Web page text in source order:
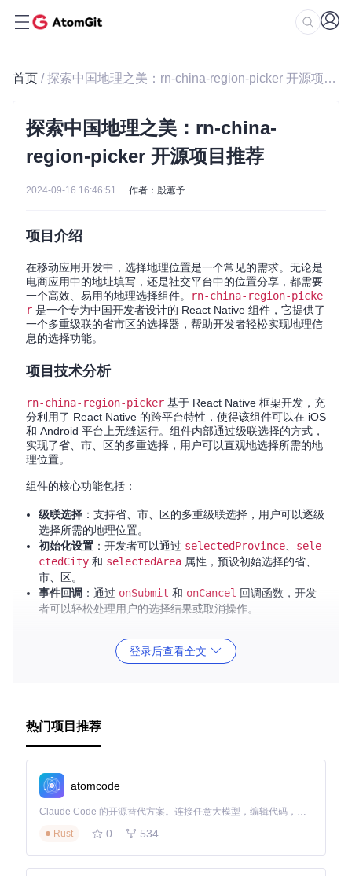
首页 / 探索中国地理之美：rn-china-region-picker 开源项目推荐
探索中国地理之美：rn-china-
region-picker 开源项目推荐
2024-09-16 16:46:51 作者：殷蕙予
项目介绍
在移动应用开发中，选择地理位置是一个常见的需求。无论是
电商应用中的地址填写，还是社交平台中的位置分享，都需要
一个高效、易用的地理选择组件。
rn-china-region-picke
r 是一个专为中国开发者设计的 React Native 组件，它提供了
一个多重级联的省市区的选择器，帮助开发者轻松实现地理信
息的选择功能。
项目技术分析
rn-china-region-picker 基于 React Native 框架开发，充
分利用了 React Native 的跨平台特性，使得该组件可以在 iOS
和 Android 平台上无缝运行。组件内部通过级联选择的方式，
实现了省、市、区的多重选择，用户可以直观地选择所需的地
理位置。
组件的核心功能包括：
级联选择 ：支持省、市、区的多重级联选择，用户可以逐级
选择所需的地理位置。
初始化设置 ：开发者可以通过 selectedProvince
sele
ctedCity 和 selectedArea 属性，预设初始选择的省、
市、区。
事件回调 ：通过 onSubmit 和 onCancel 回调函数，开发
者可以轻松处理用户的选择结果或取消操作。
项目及技术应用场景
电商应用：用户在填写收货地址时，可以通过该组件快速选
择省、市、区，提升用户体验。
社交平台：用户在发布动态时，可以选择当前位置，方便其
他用户了解发布者的地理位置。
物流管理：物流公司可以通过该组件快速选择发货和收货地
址，提高操作效率。
项目特点
rn-china-region-picker具有以下几个显著特点：
登录后查看全文
热门项目推荐
atomcode
Claude Code 的开源替代方案。连接任意大模型，编辑代码，运行命令，自动验证 — 全自动执行。用 Rust 构建，极致性能。 ｜ An open-source alternative to Claude Code. Connect any LLM, edit code, run commands, and verify changes — autonomously. Built in Rust for speed. Get Started
Rust
0 534